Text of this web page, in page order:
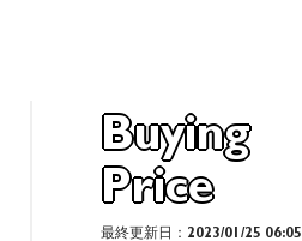
Buying
Price
最終更新日：2023/01/25 06:05